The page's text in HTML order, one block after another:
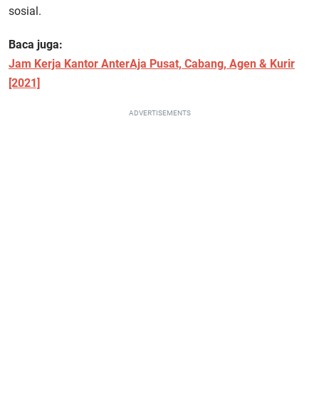
sosial.
Baca juga:
Jam Kerja Kantor AnterAja Pusat, Cabang, Agen & Kurir
[2021]
ADVERTISEMENTS